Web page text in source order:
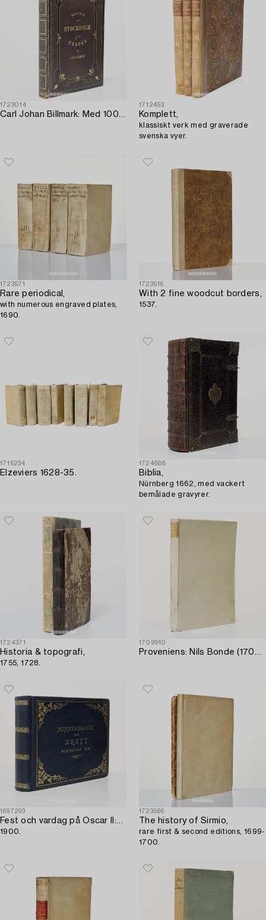
1723014
Carl Johan Billmark: Med 100 vackra litografiska planscher.
1712453
Komplett,
klassiskt verk med graverade
svenska vyer.
1723571
Rare periodical,
with numerous engraved plates,
1690.
1723516
With 2 fine woodcut borders,
1537.
1716234
Elzeviers 1628-35.
1724688
Biblia,
Nürnberg 1662, med vackert
bemålade gravyrer.
1724371
Historia & topografi,
1755, 1728.
1709910
Proveniens: Nils Bonde (1703); Säfstaholm.
1697293
Fest och vardag på Oscar II:s Drott,
1900.
1723566
The history of Sirmio,
rare first & second editions, 1699-
1700.